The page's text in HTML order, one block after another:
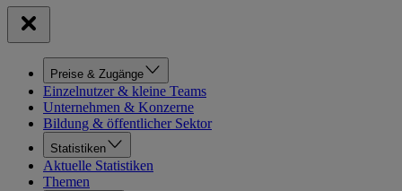
Preise & Zugänge
Einzelnutzer & kleine Teams
Unternehmen & Konzerne
Bildung & öffentlicher Sektor
Statistiken
Aktuelle Statistiken
Themen